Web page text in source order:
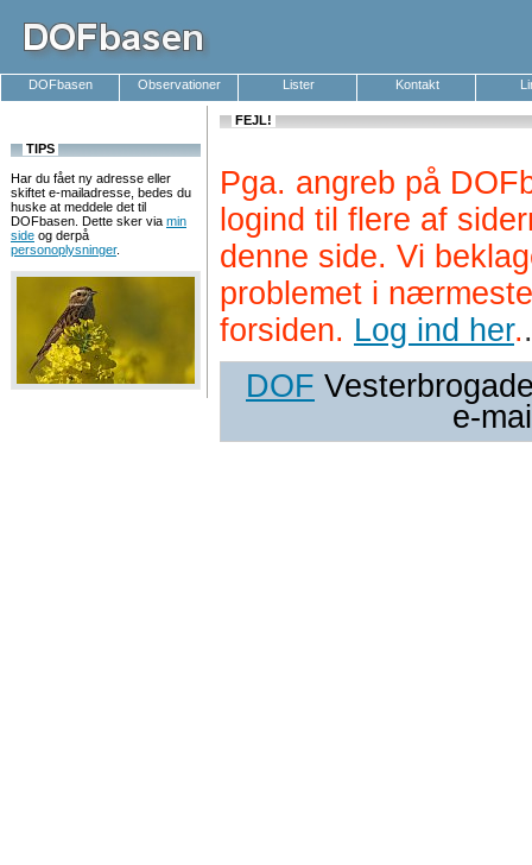
DOFbasen Observationer Lister Kontakt
TIPS
Har du fået ny adresse eller
skiftet e-mailadresse, bedes du
huske at meddele det til
DOFbasen. Dette sker via min
side og derpå
personoplysninger.
FEJL!
Pga. angreb på
logind til flere af
denne side. Vi
problemet i
forsiden. Log ind her..
DOF
e-